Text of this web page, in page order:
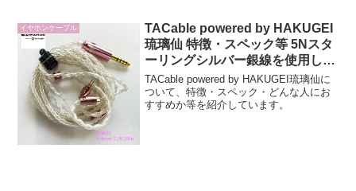
イヤホンケーブル
TACable powered by HAKUGEI
琉璃仙 特徴・スペック等 5Nスタ
ーリングシルバー銀線を使用した
エントリーケーブル
TACable powered by HAKUGEI琉璃仙に
ついて、特徴・スペック・どんな人にお
すすめか等を紹介しています。